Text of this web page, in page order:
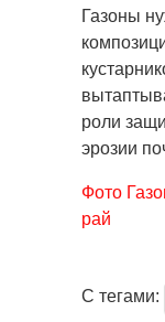
Газоны
роли
эрозии
Фото
рай
С тегами: